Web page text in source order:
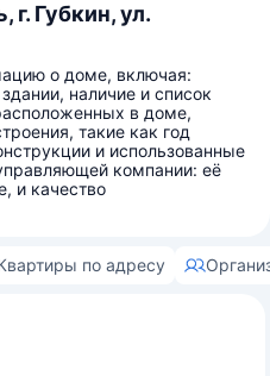
г. Губкин, ул.
о доме, включая:
наличие и список
в доме,
такие как год
и использованные
компании: её
и качество
по адресу